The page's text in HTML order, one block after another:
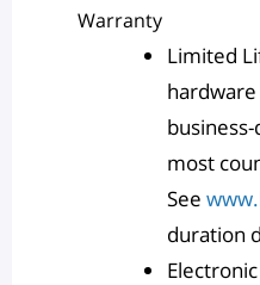
Warranty
Limited
most
See
duration